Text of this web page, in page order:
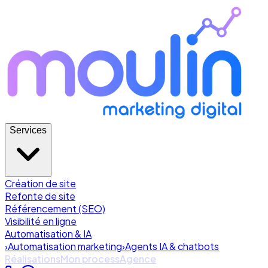
Services
Création de site
Refonte de site
Référencement (SEO)
Visibilité en ligne
Automatisation & IA
›Automatisation marketing›Agents IA & chatbots
RéalisationsMon processAgence